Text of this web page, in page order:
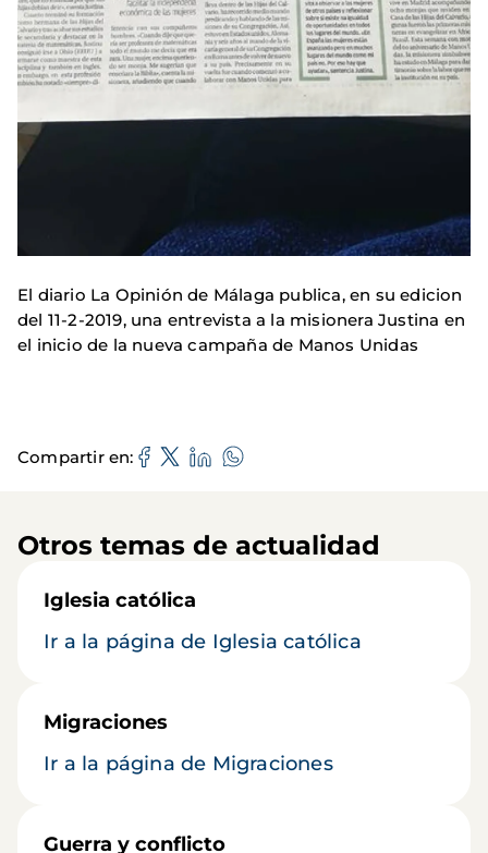
El diario La Opinión de Málaga publica, en su edicion
del 11-2-2019, una entrevista a la misionera Justina en
el inicio de la nueva campaña de Manos Unidas
Compartir en
Otros temas de actualidad
Iglesia católica
Ir a la página de Iglesia católica
Migraciones
Ir a la página de Migraciones
Guerra y conflicto